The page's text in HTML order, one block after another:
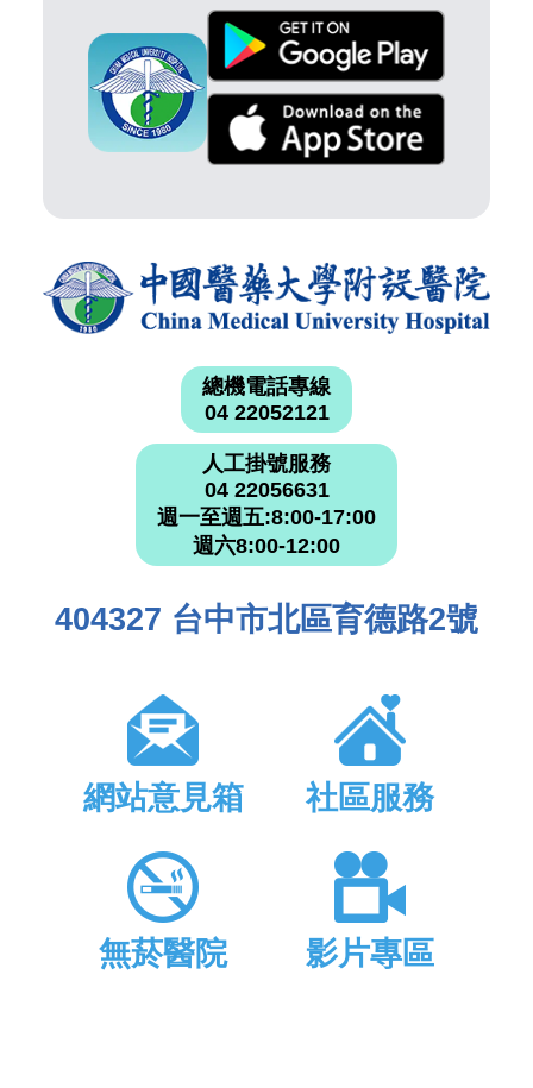
總機電話專線
04 22052121
人工掛號服務
04 22056631
週一至週五:8:00-17:00
週六8:00-12:00
404327 台中市北區育德路2號
網站意見箱 社區服務
無菸醫院 影片專區